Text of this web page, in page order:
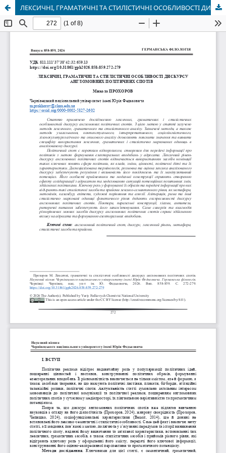
ЛЕКСИЧНІ, ГРАМАТИЧНІ ТА СТИЛІСТИЧНІ ОСОБЛИВОСТІ ДИСКУРСУ АНГЛОМОВНИХ ПОЛІТИЧНИХ СПОТІВ